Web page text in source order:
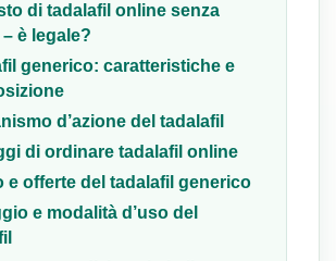
di tadalafil online senza
è legale?
generico: caratteristiche e
d’azione del tadalafil
di ordinare tadalafil online
e offerte del tadalafil generico
e modalità d’uso del